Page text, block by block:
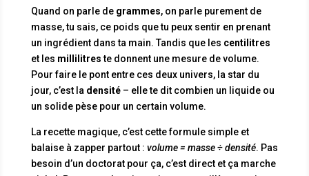
Quand on parle de grammes, on parle purement de
masse, tu sais, ce poids que tu peux sentir en prenant
un ingrédient dans ta main. Tandis que les centilitres
et les millilitreste donnent une mesure de volume.
Pour faire le pont entre ces deux univers, la star du
jour, c’est la densité– elle te dit combien un liquide ou
un solide pèse pour un certain volume.
La recette magique, c’est cette formule simple et
balaise à zapper partout : volume = masse ÷ densité. Pas
besoin d’un doctorat pour ça, c’est direct et ça marche